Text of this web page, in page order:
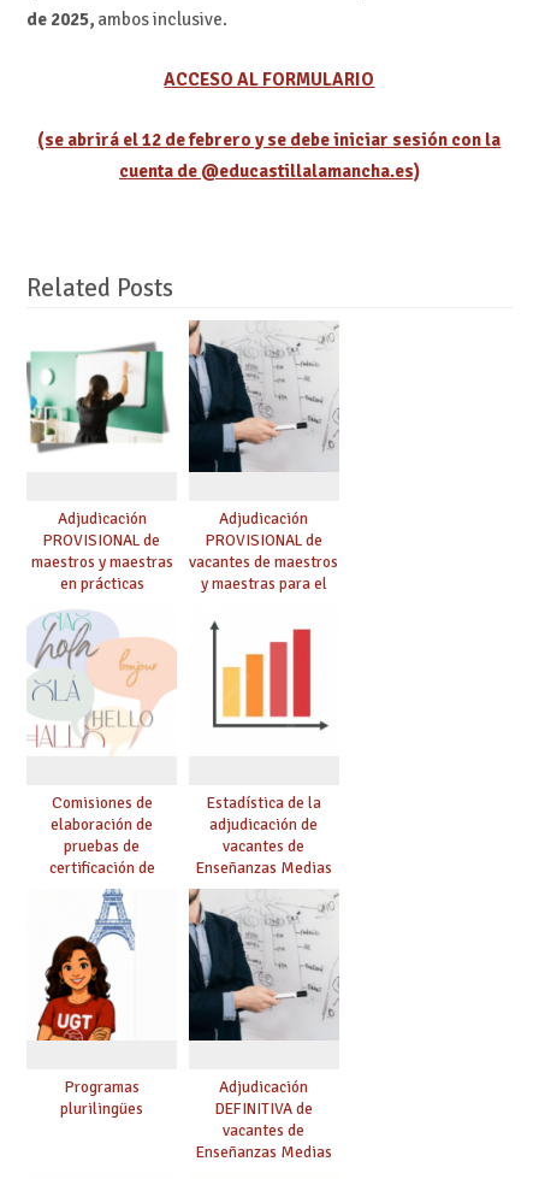
de 2025, ambos inclusive.
ACCESO AL FORMULARIO
(se abrirá el 12 de febrero y se debe iniciar sesión con la
cuenta de @educastillalamancha.es)
Related Posts
Adjudicación
PROVISIONAL de
maestros y maestras
en prácticas
Adjudicación
PROVISIONAL de
vacantes de maestros
y maestras para el
Comisiones de
elaboración de
pruebas de
certificación de
competencia
lingüística: publicada
resolución definitiva
Estadística de la
adjudicación de
vacantes de
Enseñanzas Medias
para el curso 26/27
Programas
plurilingües
Adjudicación
DEFINITIVA de
vacantes de
Enseñanzas Medias